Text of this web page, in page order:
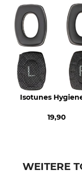
Isotunes
19,90
WEITERE